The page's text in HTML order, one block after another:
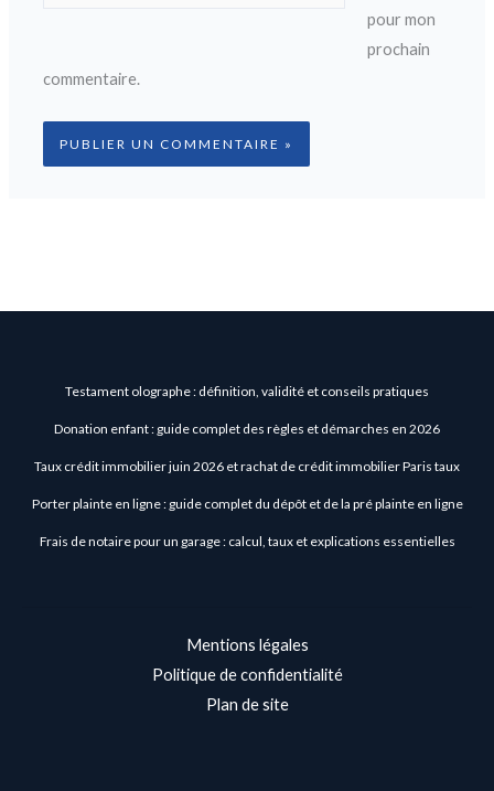
pour mon
prochain
commentaire.
Testament olographe : définition, validité et conseils pratiques
Donation enfant : guide complet des règles et démarches en 2026
Taux crédit immobilier juin 2026 et rachat de crédit immobilier Paris taux
Porter plainte en ligne : guide complet du dépôt et de la pré plainte en ligne
Frais de notaire pour un garage : calcul, taux et explications essentielles
Mentions légales
Politique de confidentialité
Plan de site